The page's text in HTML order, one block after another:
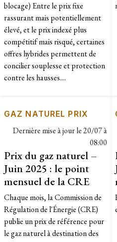
blocage) Entre le prix fixe
rassurant mais potentiellement
élevé, et le prix indexé plus
compétitif mais risqué, certaines
offres hybrides permettent de
concilier souplesse et protection
contre les hausses....
GAZ NATUREL PRIX
Dernière mise à jour le20/07 à
08:00
Prix du gaz naturel –
Juin 2025 : le point
mensuel de la CRE
Chaque mois, la Commission de
Régulation de l'Énergie (CRE)
publie un prix de référence pour
le gaz naturel à destination des